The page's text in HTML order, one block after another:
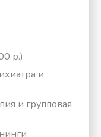
р.)
и
и групповая